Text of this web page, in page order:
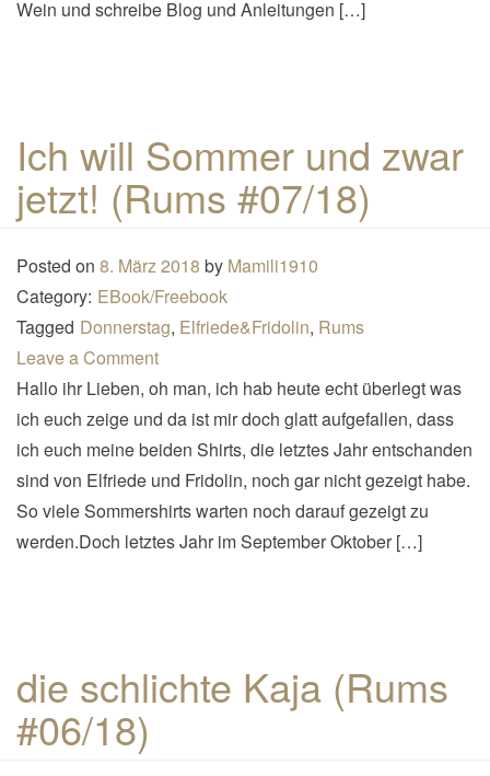
Wein und schreibe Blog und Anleitungen […]
Ich will Sommer und zwar
jetzt! (Rums #07/18)
Posted on 8. März 2018 by Mamili1910
Category: EBook/Freebook
Tagged Donnerstag, Elfriede&Fridolin, Rums
Leave a Comment
Hallo ihr Lieben, oh man, ich hab heute echt überlegt was
ich euch zeige und da ist mir doch glatt aufgefallen, dass
ich euch meine beiden Shirts, die letztes Jahr entschanden
sind von Elfriede und Fridolin, noch gar nicht gezeigt habe.
So viele Sommershirts warten noch darauf gezeigt zu
werden.Doch letztes Jahr im September Oktober […]
die schlichte Kaja (Rums
#06/18)